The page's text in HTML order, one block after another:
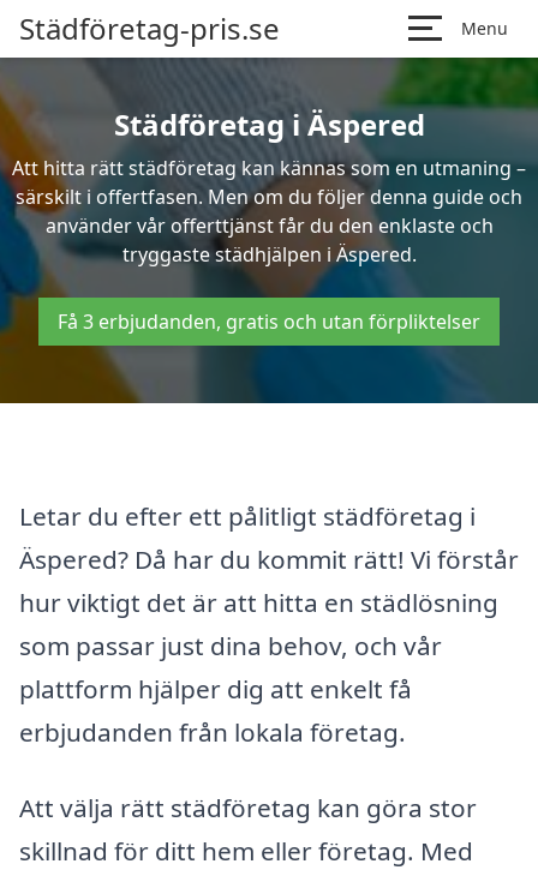
Städföretag-pris.se Menu
Städföretag i Äspered
Att hitta rätt städföretag kan kännas som en utmaning –
särskilt i offertfasen. Men om du följer denna guide och
använder vår offerttjänst får du den enklaste och
tryggaste städhjälpen i Äspered.
Få 3 erbjudanden, gratis och utan förpliktelser
Letar du efter ett pålitligt städföretag i
Äspered? Då har du kommit rätt! Vi förstår
hur viktigt det är att hitta en städlösning
som passar just dina behov, och vår
plattform hjälper dig att enkelt få
erbjudanden från lokala företag.
Att välja rätt städföretag kan göra stor
skillnad för ditt hem eller företag. Med